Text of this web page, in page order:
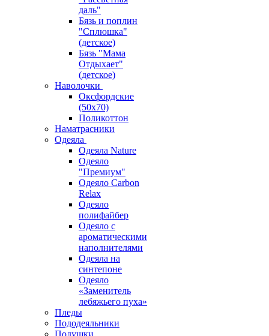
даль"
Бязь и поплин
"Сплюшка"
(детское)
Бязь "Мама
Отдыхает"
(детское)
Наволочки
Оксфордские
(50х70)
Поликоттон
Наматрасники
Одеяла
Одеяла Nature
Одеяло
"Премиум"
Одеяло Carbon
Relax
Одеяло
полифайбер
Одеяло с
ароматическими
наполнителями
Одеяла на
синтепоне
Одеяло
«Заменитель
лебяжьего пуха»
Пледы
Пододеяльники
Подушки